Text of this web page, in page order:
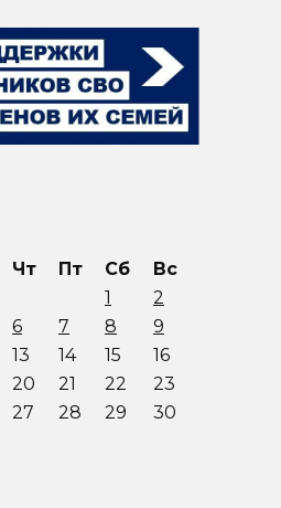
Чт Пт Сб
Вс
1
2
6 7 8
9
13 14 15
16
20 21 22
23
27 28 29
30